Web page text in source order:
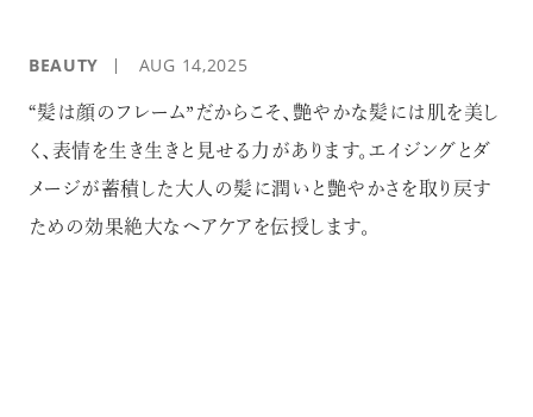
BEAUTY AUG 14,2025
“髪は顔のフレーム”だからこそ、艶やかな髪には肌を美し
く、表情を生き生きと見せる力があります。エイジングとダ
メージが蓄積した大人の髪に潤いと艶やかさを取り戻す
ための効果絶大なヘアケアを伝授します。